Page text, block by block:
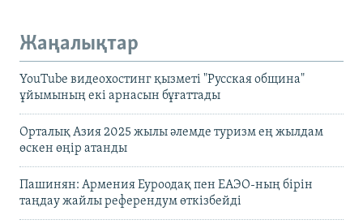
Жаңалықтар
YouTube видеохостинг қызметі "Русская община"
ұйымының екі арнасын бұғаттады
Орталық Азия 2025 жылы әлемде туризм ең жылдам
өскен өңір атанды
Пашинян: Армения Еуроодақ пен ЕАЭО-ның бірін
таңдау жайлы референдум өткізбейді